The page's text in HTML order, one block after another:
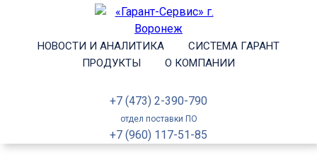
НОВОСТИ И АНАЛИТИКА
СИСТЕМА ГАРАНТ
ПРОДУКТЫ
О КОМПАНИИ
+7 (473) 2-390-790
отдел поставки ПО
+7 (960) 117-51-85